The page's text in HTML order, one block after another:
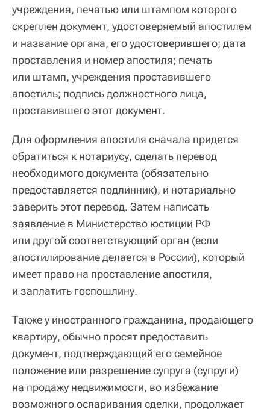
учреждения, печатью или штампом которого
скреплен документ, удостоверяемый апостилем
и название органа, его удостоверившего; дата
проставления и номер апостиля; печать
или штамп, учреждения проставившего
апостиль; подпись должностного лица,
проставившего этот документ.
Для оформления апостиля сначала придется
обратиться к нотариусу, сделать перевод
необходимого документа (обязательно
предоставляется подлинник), и нотариально
заверить этот перевод. Затем написать
заявление в Министерство юстиции РФ
или другой соответствующий орган (если
апостилирование делается в России), который
имеет право на проставление апостиля,
и заплатить госпошлину.
Также у иностранного гражданина, продающего
квартиру, обычно просят предоставить
документ, подтверждающий его семейное
положение или разрешение супруга (супруги)
на продажу недвижимости, во избежание
возможного оспаривания сделки, продолжает